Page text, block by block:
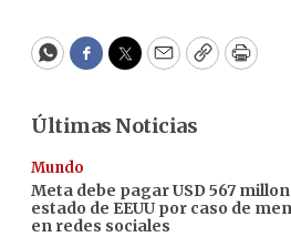
WhatsApp
Facebook
Twitter
EmailCopyPrint
Últimas Noticias
Mundo
Meta debe pagar USD 567
estado de EEUU por caso de
en redes sociales